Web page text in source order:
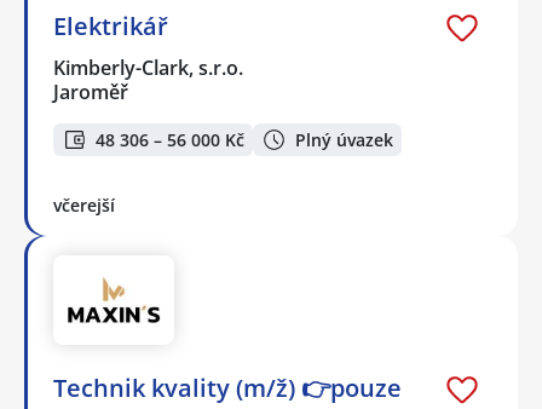
Elektrikář
Kimberly-Clark, s.r.o.
Jaroměř
48 306 – 56 000 Kč Plný úvazek
včerejší
Technik kvality (m/ž) 👉pouze